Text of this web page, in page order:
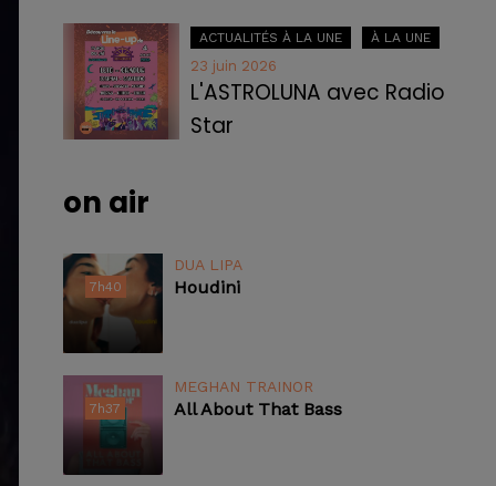
ACTUALITÉS À LA UNE À LA UNE
23 juin 2026
L'ASTROLUNA avec Radio
Star
on air
7h40
7h40
DUA LIPA
Houdini
7h37
7h37
MEGHAN TRAINOR
All About That Bass